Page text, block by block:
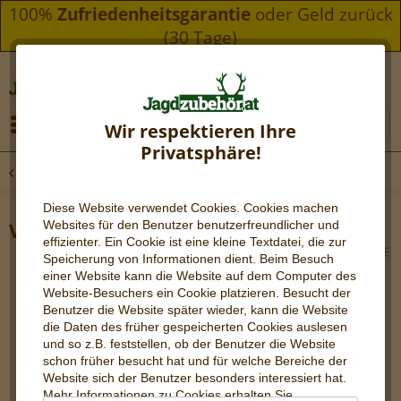
100% Zufriedenheitsgarantie oder Geld zurück
(30 Tage)
Wir respektieren Ihre
Privatsphäre!
Diese Website verwendet Cookies. Cookies machen
Websites für den Benutzer benutzerfreundlicher und
effizienter. Ein Cookie ist eine kleine Textdatei, die zur
Speicherung von Informationen dient. Beim Besuch
einer Website kann die Website auf dem Computer des
Website-Besuchers ein Cookie platzieren. Besucht der
Benutzer die Website später wieder, kann die Website
die Daten des früher gespeicherten Cookies auslesen
und so z.B. feststellen, ob der Benutzer die Website
schon früher besucht hat und für welche Bereiche der
Website sich der Benutzer besonders interessiert hat.
Mehr Informationen zu Cookies erhalten Sie
Vantage 4x32 30/30 DUPLEX